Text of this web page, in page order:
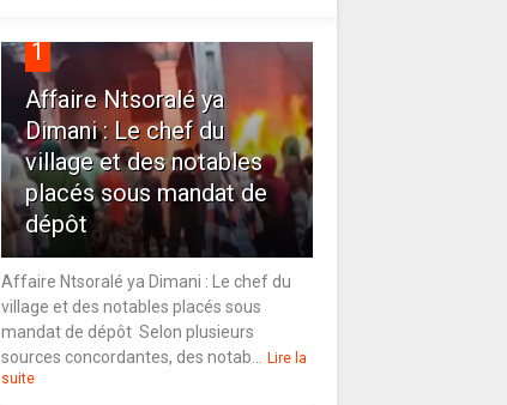
1
Affaire Ntsoralé ya
Dimani : Le chef du
village et des notables
placés sous mandat de
dépôt
Affaire Ntsoralé ya Dimani : Le chef du
village et des notables placés sous
mandat de dépôt Selon plusieurs
sources concordantes, des notab...
Lire la
suite